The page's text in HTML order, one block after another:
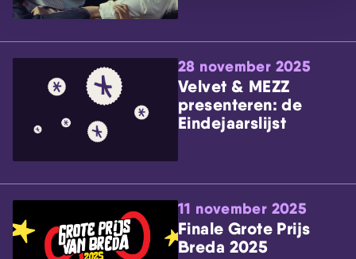
28 november 2025
Velvet & MEZZ
presenteren: de
Eindejaarslijst
11 november 2025
Finale Grote Prijs
Breda 2025